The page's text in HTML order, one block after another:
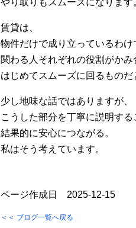
やり取りもスムーズになります
賃貸は、
物件だけで成り立っているわけ
関わる人それぞれの役割がかみ
はじめてスムーズに回るものだ
少し地味な話ではありますが、
こうした部分を丁寧に説明する
結果的に安心につながる。
私はそう考えています。
ページ作成日 2025-12-15
＜＜ ブログ一覧へ戻る